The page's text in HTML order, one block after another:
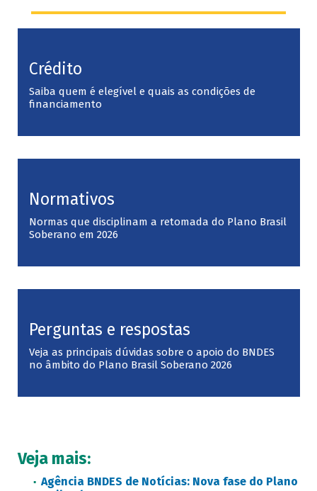
Crédito
Saiba quem é elegível e quais as condições de
financiamento
Normativos
Normas que disciplinam a retomada do Plano Brasil
Soberano em 2026
Perguntas e respostas
Veja as principais dúvidas sobre o apoio do BNDES
no âmbito do Plano Brasil Soberano 2026
Veja mais:
Agência BNDES de Notícias: Nova fase do Plano